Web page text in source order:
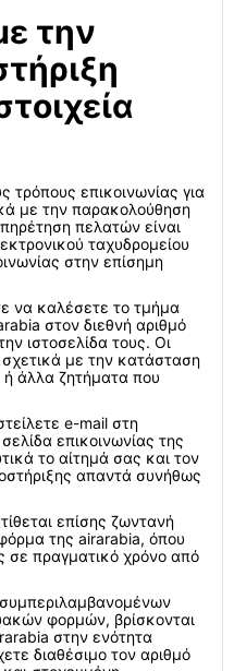
την
τρόπους επικοινωνίας για
με την παρακολούθηση
πελατών είναι
ταχυδρομείου
στην επίσημη
να καλέσετε το τμήμα
στον διεθνή αριθμό
ιστοσελίδα τους. Οι
με την κατάσταση
άλλα ζητήματα που
e-mail στη
επικοινωνίας της
το αίτημά σας και τον
απαντά συνήθως
επίσης ζωντανή
της airarabia, όπου
σε πραγματικό χρόνο από
συμπεριλαμβανομένων
φορμών, βρίσκονται
στην ενότητα
διαθέσιμο τον αριθμό